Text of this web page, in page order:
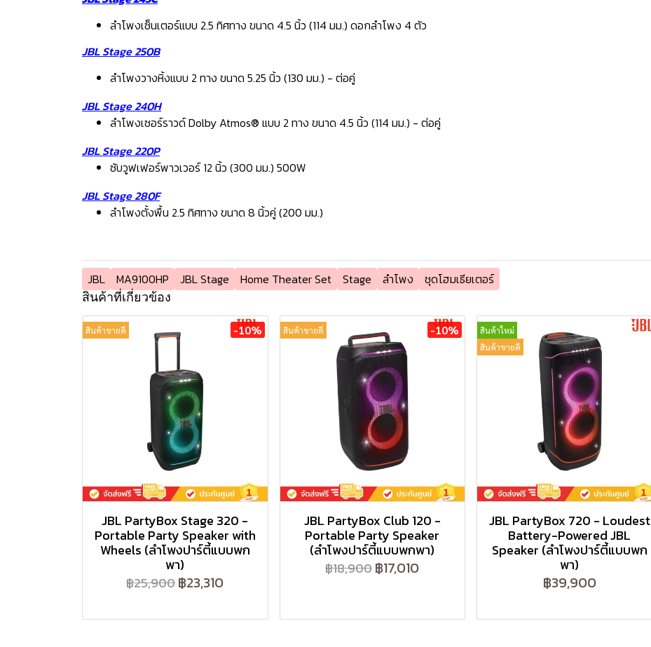
ลำโพงเซ็นเตอร์แบบ 2.5 ทิศทาง ขนาด 4.5 นิ้ว (114 มม.) ดอกลำโพง 4 ตัว
JBL Stage 250B
ลำโพงวางหิ้งแบบ 2 ทาง ขนาด 5.25 นิ้ว (130 มม.) - ต่อคู่
JBL Stage 240H
ลำโพงเซอร์ราวด์ Dolby Atmos® แบบ 2 ทาง ขนาด 4.5 นิ้ว (114 มม.) - ต่อคู่
JBL Stage 220P
ซับวูฟเฟอร์พาวเวอร์ 12 นิ้ว (300 มม.) 500W
JBL Stage 280F
ลำโพงตั้งพื้น 2.5 ทิศทาง ขนาด 8 นิ้วคู่ (200 มม.)
JBL MA9100HP JBL Stage Home Theater Set Stage ลำโพง ชุดโฮมเธียเตอร์
สินค้าที่เกี่ยวข้อง
สินค้าขายดี -10%
JBL PartyBox Stage 320 -
Portable Party Speaker with
Wheels (ลำโพงปาร์ตี้แบบพก
พา)
฿25,900฿23,310
สินค้าขายดี -10%
JBL PartyBox Club 120 -
Portable Party Speaker
(ลำโพงปาร์ตี้แบบพกพา)
฿18,900฿17,010
สินค้าใหม่
สินค้าขายดี
JBL PartyBox 720 - Loudest
Battery-Powered JBL
Speaker (ลำโพงปาร์ตี้แบบพก
พา)
฿39,900